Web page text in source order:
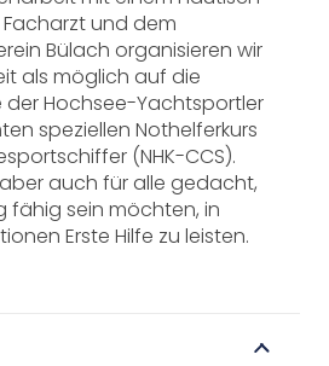
und dem
Bülach organisieren wir
als möglich auf die
der Hochsee-Yachtsportler
speziellen Nothelferkurs
(NHK-CCS).
aber auch für alle gedacht,
fähig sein möchten, in
Erste Hilfe zu leisten.